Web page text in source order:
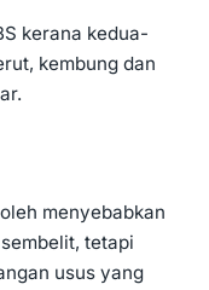
kerana kedua-
kembung dan
menyebabkan
tetapi
usus yang